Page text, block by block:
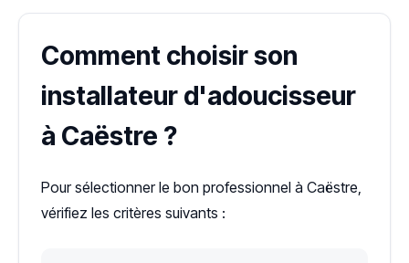
Comment choisir son
installateur d'adoucisseur
à Caëstre ?
Pour sélectionner le bon professionnel à Caëstre,
vérifiez les critères suivants :